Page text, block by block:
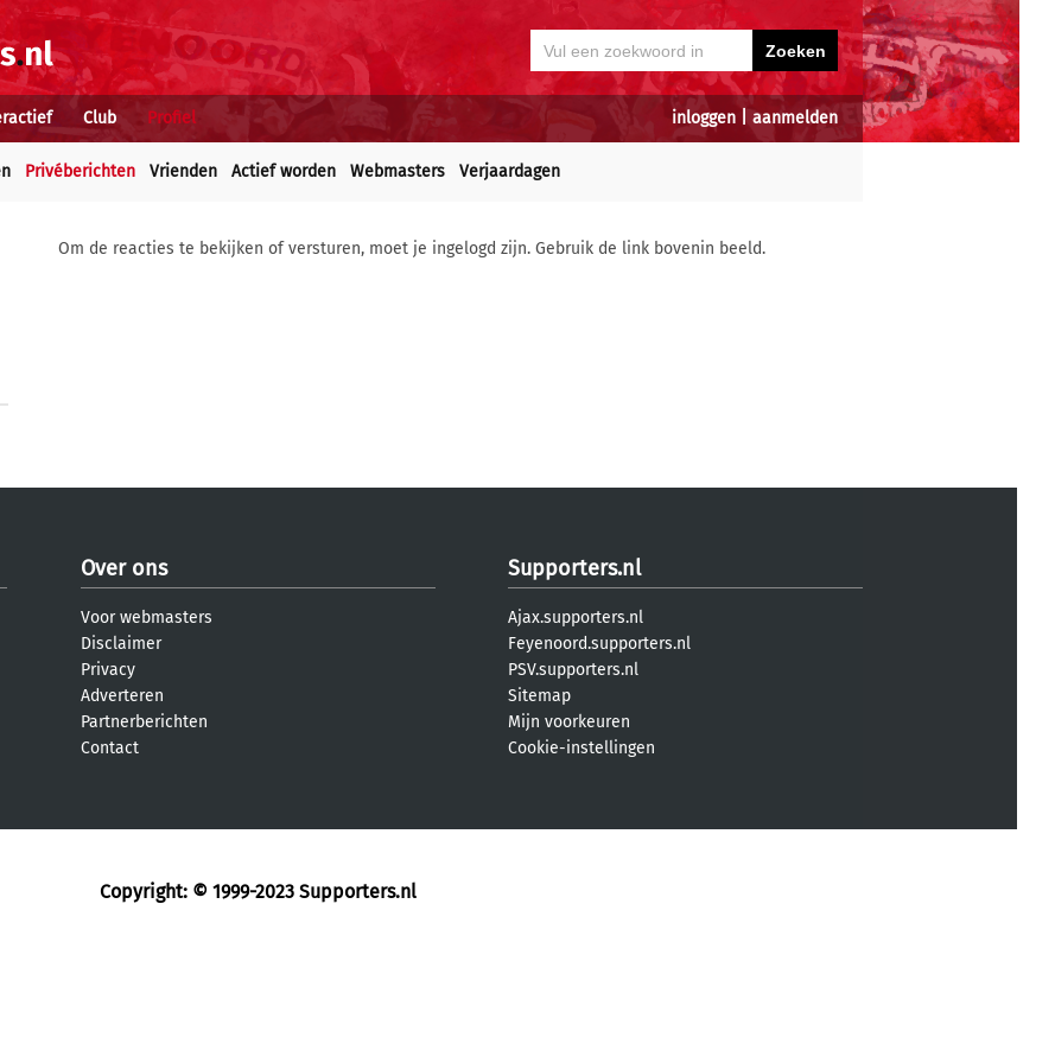
inloggen aanmelden
Club Profiel
Privéberichten Vrienden Actief worden Webmasters Verjaardagen
Om de reacties te bekijken of versturen, moet je ingelogd zijn. Gebruik de link bovenin beeld.
Over ons
Voor webmasters
Disclaimer
Privacy
Adverteren
Partnerberichten
Contact
Supporters.nl
Ajax.supporters.nl
Feyenoord.supporters.nl
PSV.supporters.nl
Sitemap
Mijn voorkeuren
Cookie-instellingen
Copyright: © 1999-2023 Supporters.nl